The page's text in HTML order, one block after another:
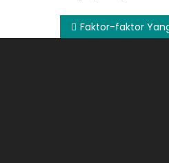
Post
Faktor-faktor Yang Dapat Mempengaruhi Tarif